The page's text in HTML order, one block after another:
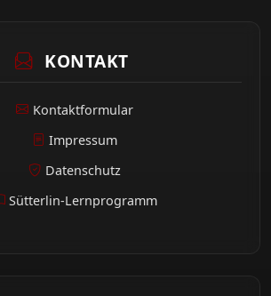
KONTAKT
Kontaktformular
Impressum
Datenschutz
Sütterlin-Lernprogramm